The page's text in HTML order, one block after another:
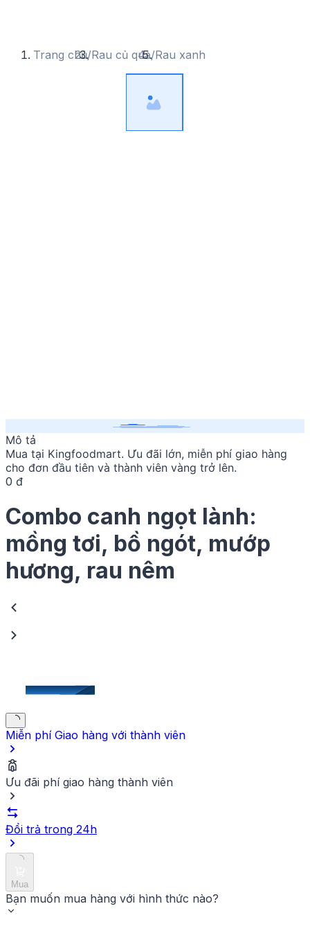
Trang chủ/Rau củ quả/Rau xanh
Mô tả
Mua tại Kingfoodmart. Ưu đãi lớn, miễn phí giao hàng
cho đơn đầu tiên và thành viên vàng trở lên.
0 đ
Combo canh ngọt lành:
mồng tơi, bồ ngót, mướp
hương, rau nêm
Miễn phí Giao hàng với thành viên
Ưu đãi phí giao hàng thành viên
Đổi trả trong 24h
Mua
Bạn muốn mua hàng với hình thức nào?